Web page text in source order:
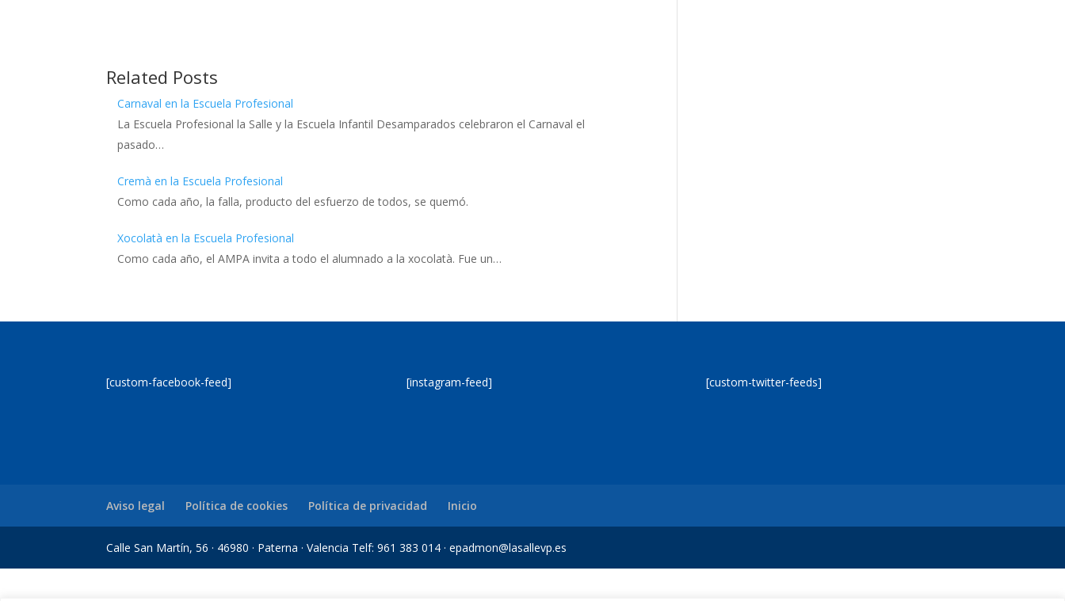
Related Posts
Carnaval en la Escuela Profesional
La Escuela Profesional la Salle y la Escuela Infantil Desamparados celebraron el Carnaval el
pasado…
Cremà en la Escuela Profesional
Como cada año, la falla, producto del esfuerzo de todos, se quemó.
Xocolatà en la Escuela Profesional
Como cada año, el AMPA invita a todo el alumnado a la xocolatà. Fue un…
[custom-facebook-feed] [instagram-feed] [custom-twitter-feeds]
Aviso legal Política de cookies Política de privacidad Inicio
Calle San Martín, 56 · 46980 · Paterna · Valencia Telf: 961 383 014 · epadmon@lasallevp.es